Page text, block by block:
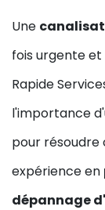
Une
fois urgente
Rapide
l'importance
pour
expérience en
dépannage